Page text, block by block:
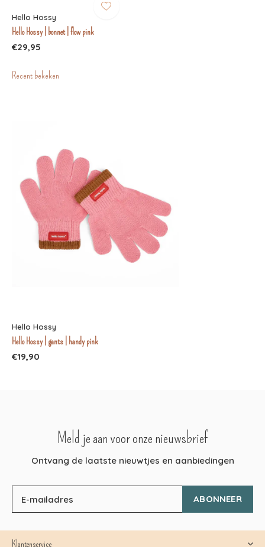
Hello Hossy
Hello Hossy | bonnet | flow pink
€29,95
Recent bekeken
Hello Hossy
Hello Hossy | gants | handy pink
€19,90
Meld je aan voor onze nieuwsbrief
Ontvang de laatste nieuwtjes en aanbiedingen
ABONNEER
Klantenservice